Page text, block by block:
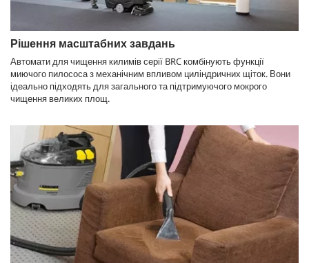
Рішення масштабних завдань
Автомати для чищення килимів серії BRC комбінують функції
миючого пилососа з механічним впливом циліндричних щіток. Вони
ідеально підходять для загального та підтримуючого мокрого
чищення великих площ.